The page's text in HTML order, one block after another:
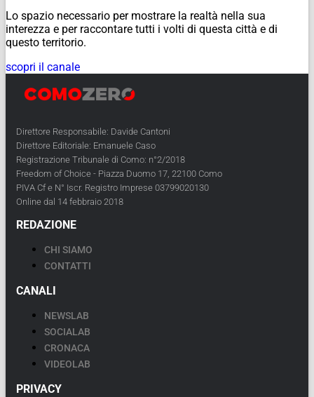
Lo spazio necessario per mostrare la realtà nella sua
interezza e per raccontare tutti i volti di questa città e di
questo territorio.
scopri il canale
Direttore Responsabile: Davide Cantoni
Direttore Editoriale: Emanuele Caso
Registrazione Tribunale di Como: n°2/2018
Freedom of Choice - Piazza Duomo 17, 22100 Como
PIVA Cf e N° Iscr. Registro Imprese 03799020130
Online dal 14 febbraio 2018
REDAZIONE
CHI SIAMO
CONTATTI
CANALI
NEWSLAB
SOCIALAB
CRONACA
VIDEOLAB
PRIVACY